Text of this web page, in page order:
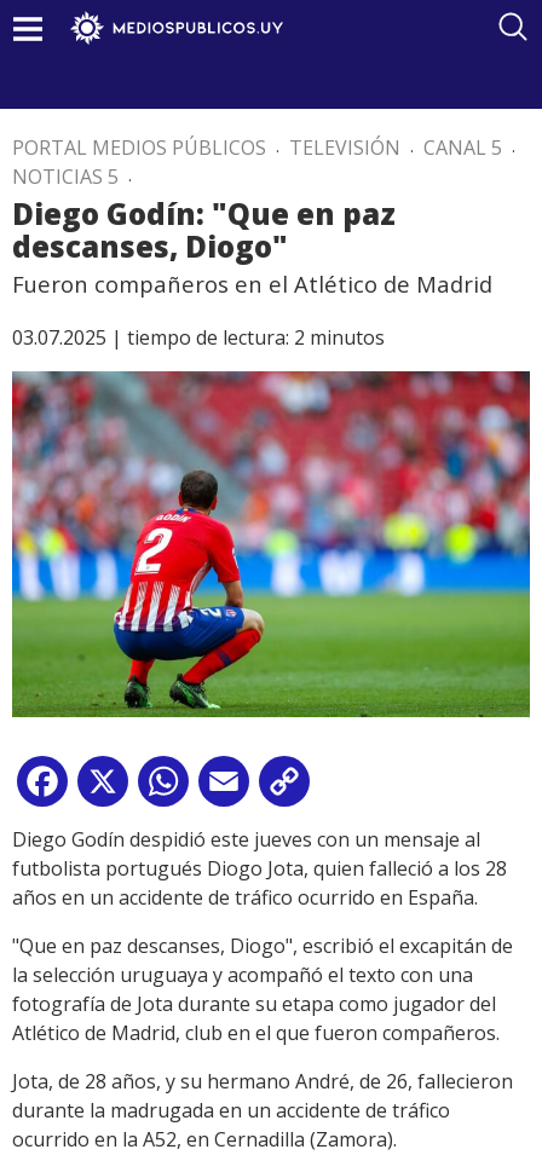
PORTAL MEDIOS PÚBLICOS . TELEVISIÓN . CANAL 5 .
NOTICIAS 5 .
Diego Godín: "Que en paz
descanses, Diogo"
Fueron compañeros en el Atlético de Madrid
03.07.2025 | tiempo de lectura: 2 minutos
Facebook
X WhatsApp
Email
Link
Diego Godín despidió este jueves con un mensaje al
futbolista portugués Diogo Jota, quien falleció a los 28
años en un accidente de tráfico ocurrido en España.
"Que en paz descanses, Diogo", escribió el excapitán de
la selección uruguaya y acompañó el texto con una
fotografía de Jota durante su etapa como jugador del
Atlético de Madrid, club en el que fueron compañeros.
Jota, de 28 años, y su hermano André, de 26, fallecieron
durante la madrugada en un accidente de tráfico
ocurrido en la A52, en Cernadilla (Zamora).